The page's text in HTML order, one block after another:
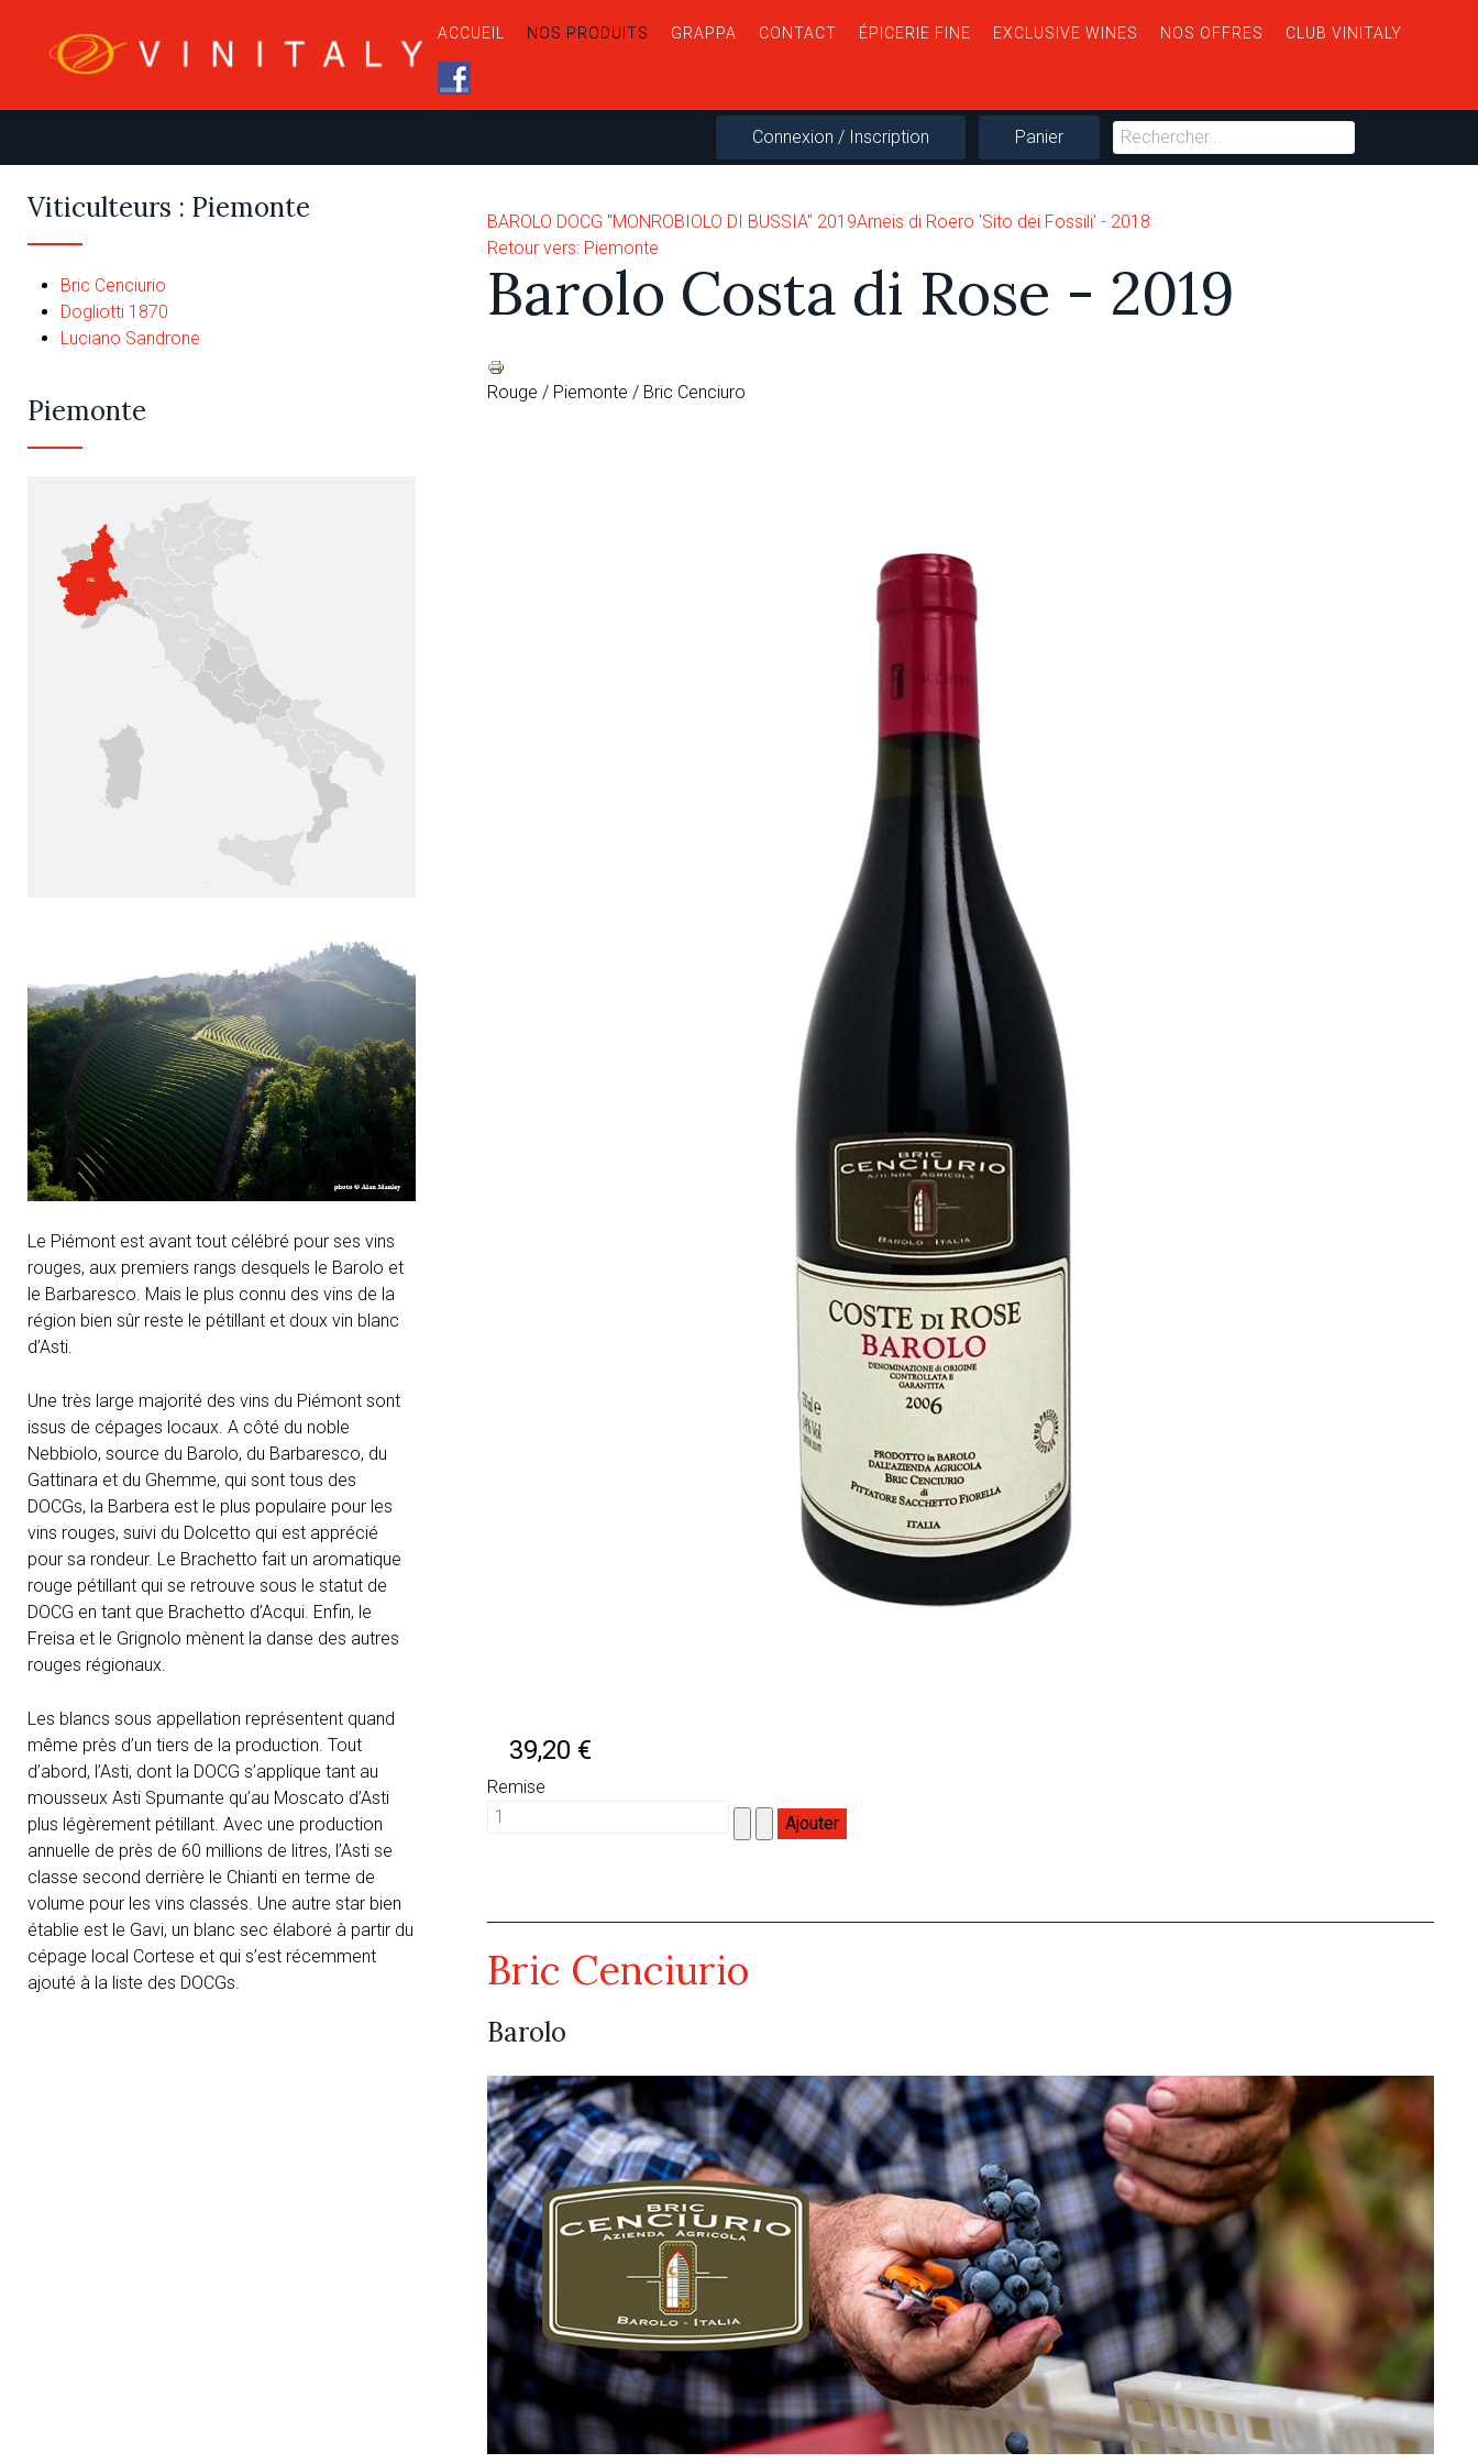
ACCUEIL NOS PRODUITS GRAPPA CONTACT ÉPICERIE FINE EXCLUSIVE WINES NOS OFFRES CLUB VINITALY
Connexion / Inscription Panier
BAROLO DOCG "MONROBIOLO DI BUSSIA" 2019Arneis di Roero 'Sito dei Fossili' - 2018
Retour vers: Piemonte
Barolo Costa di Rose - 2019
Rouge / Piemonte / Bric Cenciuro
39,20 €
Remise
Bric Cenciurio
Barolo
Viticulteurs : Piemonte
Bric Cenciurio
Dogliotti 1870
Luciano Sandrone
Piemonte
Le Piémont est avant tout célébré pour ses vins
rouges, aux premiers rangs desquels le Barolo et
le Barbaresco. Mais le plus connu des vins de la
région bien sûr reste le pétillant et doux vin blanc
d’Asti.
Une très large majorité des vins du Piémont sont
issus de cépages locaux. A côté du noble
Nebbiolo, source du Barolo, du Barbaresco, du
Gattinara et du Ghemme, qui sont tous des
DOCGs, la Barbera est le plus populaire pour les
vins rouges, suivi du Dolcetto qui est apprécié
pour sa rondeur. Le Brachetto fait un aromatique
rouge pétillant qui se retrouve sous le statut de
DOCG en tant que Brachetto d’Acqui. Enfin, le
Freisa et le Grignolo mènent la danse des autres
rouges régionaux.
Les blancs sous appellation représentent quand
même près d’un tiers de la production. Tout
d’abord, l’Asti, dont la DOCG s’applique tant au
mousseux Asti Spumante qu’au Moscato d’Asti
plus légèrement pétillant. Avec une production
annuelle de près de 60 millions de litres, l’Asti se
classe second derrière le Chianti en terme de
volume pour les vins classés. Une autre star bien
établie est le Gavi, un blanc sec élaboré à partir du
cépage local Cortese et qui s’est récemment
ajouté à la liste des DOCGs.